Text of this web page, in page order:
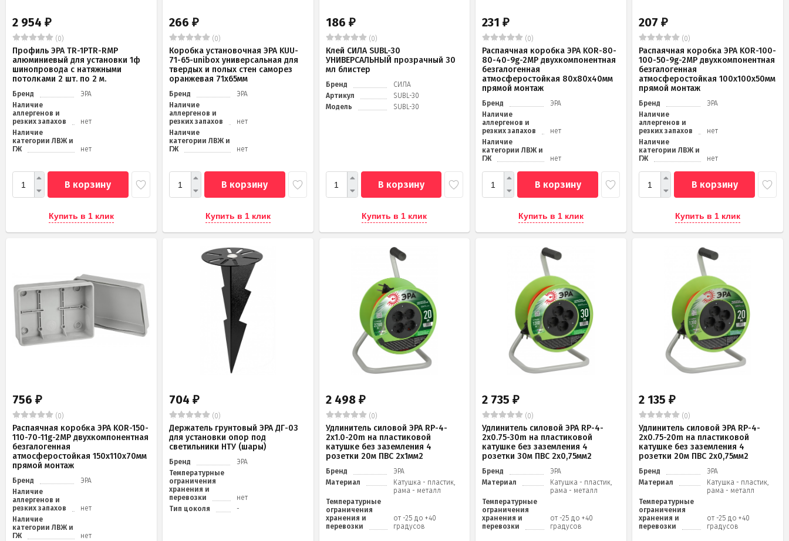
2 954 ₽
(0)
Профиль ЭРА TR-1PTR-RMP
алюминиевый для установки 1ф
шинопровода с натяжными
потолками 2 шт. по 2 м.
Бренд
ЭРА
Наличие
аллергенов и
резких запахов
нет
Наличие
категории ЛВЖ и
ГЖ
нет
В корзину
Купить в 1 клик
266 ₽
(0)
Коробка установочная ЭРА KUU-
71-65-unibox универсальная для
твердых и полых стен саморез
оранжевая 71х65мм
Бренд
ЭРА
Наличие
аллергенов и
резких запахов
нет
Наличие
категории ЛВЖ и
ГЖ
нет
В корзину
Купить в 1 клик
186 ₽
(0)
Клей СИЛА SUBL-30
УНИВЕРСАЛЬНЫЙ прозрачный 30
мл блистер
Бренд
СИЛА
Артикул
SUBL-30
Модель
SUBL-30
В корзину
Купить в 1 клик
231₽
(0)
Распаячная коробка ЭРА KOR-80-
80-40-9g-2MP двухкомпонентная
безгалогенная
атмосферостойкая 80х80х40мм
прямой монтаж
Бренд
ЭРА
Наличие
аллергенов и
резких запахов
нет
Наличие
категории ЛВЖ и
ГЖ
нет
В корзину
Купить в 1 клик
207₽
(0)
Распаячная коробка ЭРА KOR-100-
100-50-9g-2MP двухкомпонентная
безгалогенная
атмосферостойкая 100х100х50мм
прямой монтаж
Бренд
ЭРА
Наличие
аллергенов и
резких запахов
нет
Наличие
категории ЛВЖ и
ГЖ
нет
В корзину
Купить в 1 клик
756 ₽
(0)
Распаячная коробка ЭРА KOR-150-
110-70-11g-2MP двухкомпонентная
безгалогенная
атмосферостойкая 150х110х70мм
прямой монтаж
Бренд
ЭРА
Наличие
аллергенов и
резких запахов
нет
Наличие
категории ЛВЖ и
ГЖ
нет
704 ₽
(0)
Держатель грунтовый ЭРА ДГ-03
для установки опор под
светильники НТУ (шары)
Бренд
ЭРА
Температурные
ограничения
хранения и
перевозки
нет
Тип цоколя
-
2 498 ₽
(0)
Удлинитель силовой ЭРА RP-4-
2x1.0-20m на пластиковой
катушке без заземления 4
розетки 20м ПВС 2х1мм2
Бренд
ЭРА
Материал
Катушка - пластик,
рама - металл
Температурные
ограничения
хранения и
перевозки
от -25 до +40
градусов
2 735₽
(0)
Удлинитель силовой ЭРА RP-4-
2x0.75-30m на пластиковой
катушке без заземления 4
розетки 30м ПВС 2х0,75мм2
Бренд
ЭРА
Материал
Катушка - пластик,
рама - металл
Температурные
ограничения
хранения и
перевозки
от -25 до +40
градусов
2 135₽
(0)
Удлинитель силовой ЭРА RP-4-
2x0.75-20m на пластиковой
катушке без заземления 4
розетки 20м ПВС 2х0,75мм2
Бренд
ЭРА
Материал
Катушка - пластик,
рама - металл
Температурные
ограничения
хранения и
перевозки
от -25 до +40
градусов